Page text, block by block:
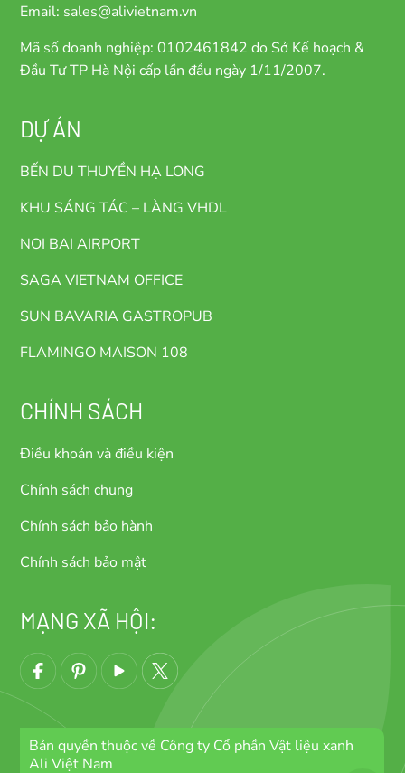
Email: sales@alivietnam.vn
Mã số doanh nghiệp: 0102461842 do Sở Kế hoạch &
Đầu Tư TP Hà Nội cấp lần đầu ngày 1/11/2007.
DỰ ÁN
BẾN DU THUYỀN HẠ LONG
KHU SÁNG TÁC – LÀNG VHDL
NOI BAI AIRPORT
SAGA VIETNAM OFFICE
SUN BAVARIA GASTROPUB
FLAMINGO MAISON 108
CHÍNH SÁCH
Điều khoản và điều kiện
Chính sách chung
Chính sách bảo hành
Chính sách bảo mật
MẠNG XÃ HỘI:
Bản quyền thuộc về Công ty Cổ phần Vật liệu xanh
Ali Việt Nam